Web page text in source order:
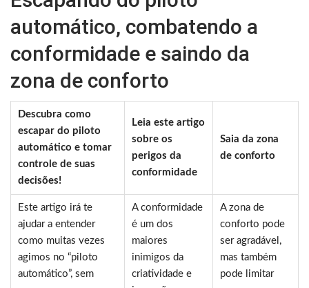
automático, combatendo a
conformidade e saindo da
zona de conforto
Descubra como
escapar do piloto
automático e tomar
controle de suas
decisões!
Leia este artigo
sobre os
perigos da
conformidade
Saia da zona
de conforto
Este artigo irá te
ajudar a entender
como muitas vezes
agimos no “piloto
automático”, sem
A conformidade
é um dos
maiores
inimigos da
criatividade e
A zona de
conforto pode
ser agradável,
mas também
pode limitar